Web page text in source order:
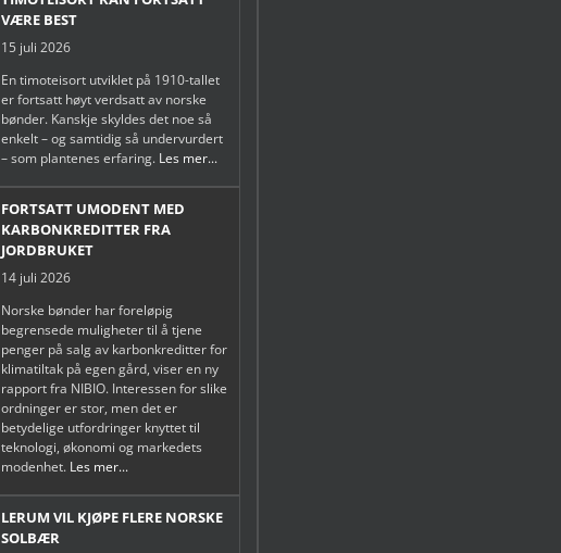
VÆRE BEST
15 juli 2026
En timoteisort utviklet på 1910-tallet
er fortsatt høyt verdsatt av norske
bønder. Kanskje skyldes det noe så
enkelt – og samtidig så undervurdert
– som plantenes erfaring. Les mer...
FORTSATT UMODENT MED
KARBONKREDITTER FRA
JORDBRUKET
14 juli 2026
Norske bønder har foreløpig
begrensede muligheter til å tjene
penger på salg av karbonkreditter for
klimatiltak på egen gård, viser en ny
rapport fra NIBIO. Interessen for slike
ordninger er stor, men det er
betydelige utfordringer knyttet til
teknologi, økonomi og markedets
modenhet. Les mer...
LERUM VIL KJØPE FLERE NORSKE
SOLBÆR